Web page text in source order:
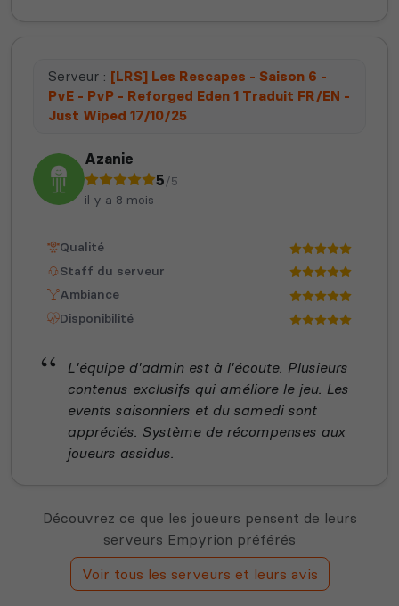
Serveur : [LRS] Les Rescapes - Saison 6 -
PvE - PvP - Reforged Eden 1 Traduit FR/EN -
Just Wiped 17/10/25
Azanie
5/5
il y a 8 mois
Qualité
Staff du serveur
Ambiance
Disponibilité
L'équipe d'admin est à l'écoute. Plusieurs
contenus exclusifs qui améliore le jeu. Les
events saisonniers et du samedi sont
appréciés. Système de récompenses aux
joueurs assidus.
Découvrez ce que les joueurs pensent de leurs
serveurs Empyrion préférés
Voir tous les serveurs et leurs avis